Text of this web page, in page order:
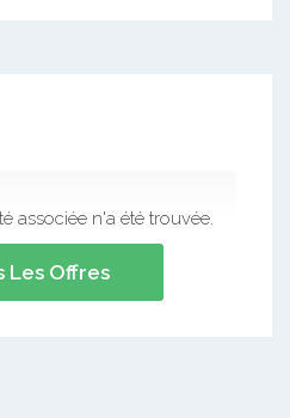
associée n'a été trouvée.
Les Offres